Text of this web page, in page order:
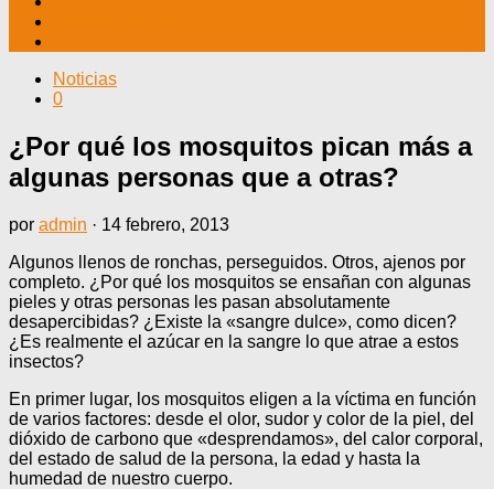
Noticias
0
¿Por qué los mosquitos pican más a
algunas personas que a otras?
por admin · 14 febrero, 2013
Algunos llenos de ronchas, perseguidos. Otros, ajenos por
completo. ¿Por qué los mosquitos se ensañan con algunas
pieles y otras personas les pasan absolutamente
desapercibidas? ¿Existe la «sangre dulce», como dicen?
¿Es realmente el azúcar en la sangre lo que atrae a estos
insectos?
En primer lugar, los mosquitos eligen a la víctima en función
de varios factores: desde el olor, sudor y color de la piel, del
dióxido de carbono que «desprendamos», del calor corporal,
del estado de salud de la persona, la edad y hasta la
humedad de nuestro cuerpo.